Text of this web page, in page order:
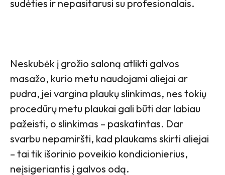
sudėties ir nepasitarusi su profesionalais.
Neskubėk į grožio saloną atlikti galvos
masažo, kurio metu naudojami aliejai ar
pudra, jei vargina plaukų slinkimas, nes tokių
procedūrų metu plaukai gali būti dar labiau
pažeisti, o slinkimas – paskatintas. Dar
svarbu nepamiršti, kad plaukams skirti aliejai
– tai tik išorinio poveikio kondicionierius,
neįsigeriantis į galvos odą.